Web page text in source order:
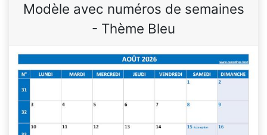
Modèle avec numéros de semaines
- Thème Bleu